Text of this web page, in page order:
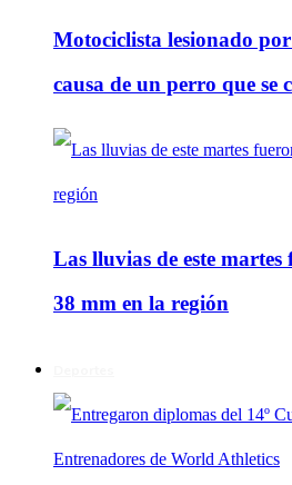
Motociclista lesionado por
causa de un perro que se
Las lluvias de este
38 mm en la región